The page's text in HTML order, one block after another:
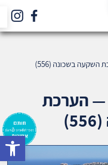
בשכונה (556)
— הערכת